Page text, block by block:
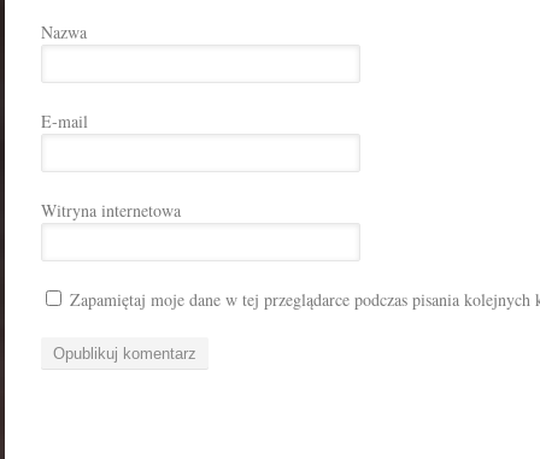
Nazwa
E-mail
Witryna internetowa
Zapamiętaj moje dane w tej przeglądarce podczas pisania kolejnych